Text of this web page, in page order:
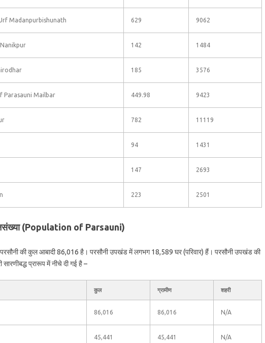
Madanpurbishunath 629 9062
142 1484
185 3576
Parasauni Mailbar 449.98 9423
782 11119
94 1431
147 2693
223 2501
(Population of Parsauni)
की कुल आबादी 86,016 है। परसौनी उपखंड में लगभग 18,589 घर (परिवार) हैं। परसौनी उपखंड की
प्रारूप में नीचे दी गई है –
कुल ग्रामीण शहरी
86,016 86,016 N/A
45,441 45,441 N/A